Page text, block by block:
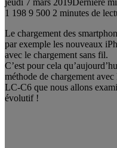
1 198 9 500 2 minutes de
Le chargement des
par exemple les nouveaux
avec le chargement sans fil.
C’est pour cela
méthode de chargement
LC-C6 que nous allons
évolutif !